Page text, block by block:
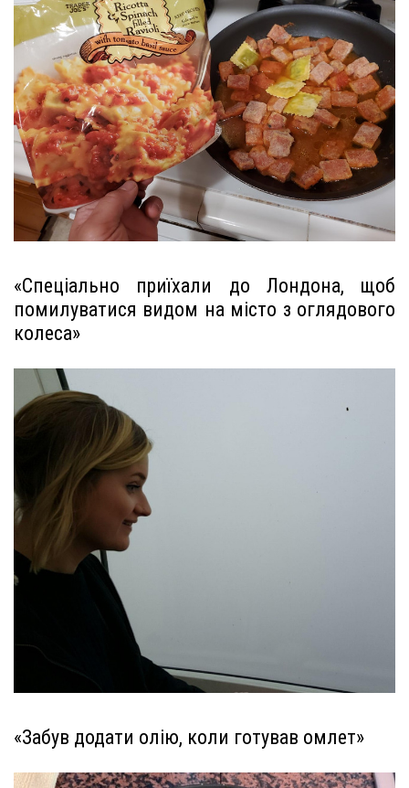
«Спеціально приїхали до Лондона, щоб
помилуватися видом на місто з оглядового
колеса»
«Забув додати олію, коли готував омлет»